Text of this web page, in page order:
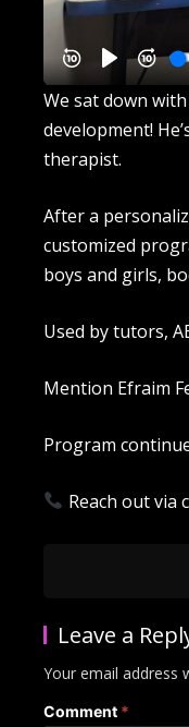
We sat down
development!
therapist.
After a
customized
boys and girls,
Used by tutors,
Mention Efraim
Program
Reach out via
Leave a
Your email address
Comment *